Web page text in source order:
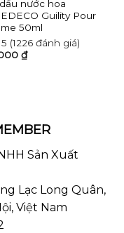
nước hoa
Guility Pour
50ml
5 (1226 đánh giá)
₫
Sản Xuất
Lạc Long Quân,
Việt Nam